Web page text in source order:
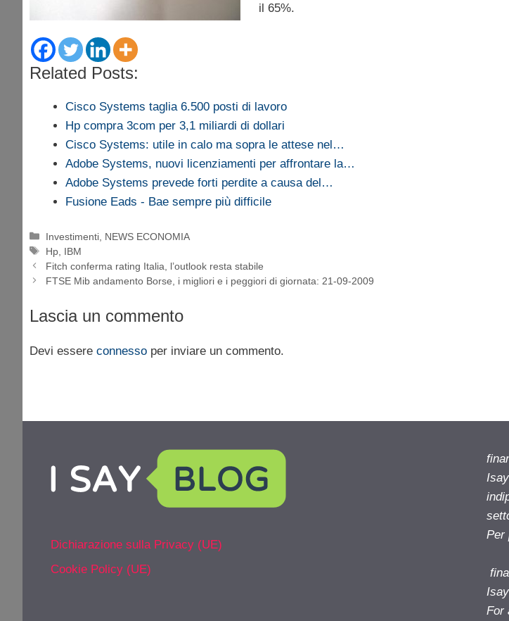
il 65%.
Related Posts:
Cisco Systems taglia 6.500 posti di lavoro
Hp compra 3com per 3,1 miliardi di dollari
Cisco Systems: utile in calo ma sopra le attese nel…
Adobe Systems, nuovi licenziamenti per affrontare la…
Adobe Systems prevede forti perdite a causa del…
Fusione Eads - Bae sempre più difficile
Categorie
Investimenti NEWS ECONOMIA
Tag
Hp IBM
Fitch conferma rating Italia, l’outlook resta stabile
FTSE Mib andamento Borse, i migliori e i peggiori di giornata: 21-09-2009
Lascia un commento
Devi essere connesso per inviare un commento.
Dichiarazione sulla Privacy (UE)
Cookie Policy (UE)
Per
For